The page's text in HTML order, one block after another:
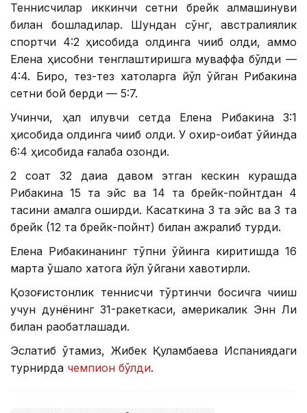
Теннисчилар иккинчи сетни брейк алмашинуви
билан бошладилар. Шундан сўнг, австралиялик
спортчи 4:2 ҳисобида олдинга чиқиб олди, аммо
Елена ҳисобни тенглаштиришга муваффақ бўлди —
4:4. Бироқ, тез-тез хатоларга йўл қўйган Рибакина
сетни бой берди — 5:7.
Учинчи, ҳал қилувчи сетда Елена Рибакина 3:1
ҳисобида олдинга чиқиб олди. У охир-оқибат ўйинда
6:4 ҳисобида ғалаба қозонди.
2 соат 32 дақиқа давом этган кескин курашда
Рибакина 15 та эйс ва 14 та брейк-пойнтдан 4
тасини амалга оширди. Касаткина 3 та эйс ва 3 та
брейк (12 та брейк-пойнт) билан ажралиб турди.
Елена Рибакинанинг тўпни ўйинга киритишда 16
марта қўшалоқ хатога йўл қўйгани хавотирли.
Қозоғистонлик теннисчи тўртинчи босқичга чиқиш
учун дунёнинг 31-ракеткаси, америкалик Энн Ли
билан рақобатлашади.
Эслатиб ўтамиз, Жибек Қуламбаева Испаниядаги
турнирда чемпион бўлди.